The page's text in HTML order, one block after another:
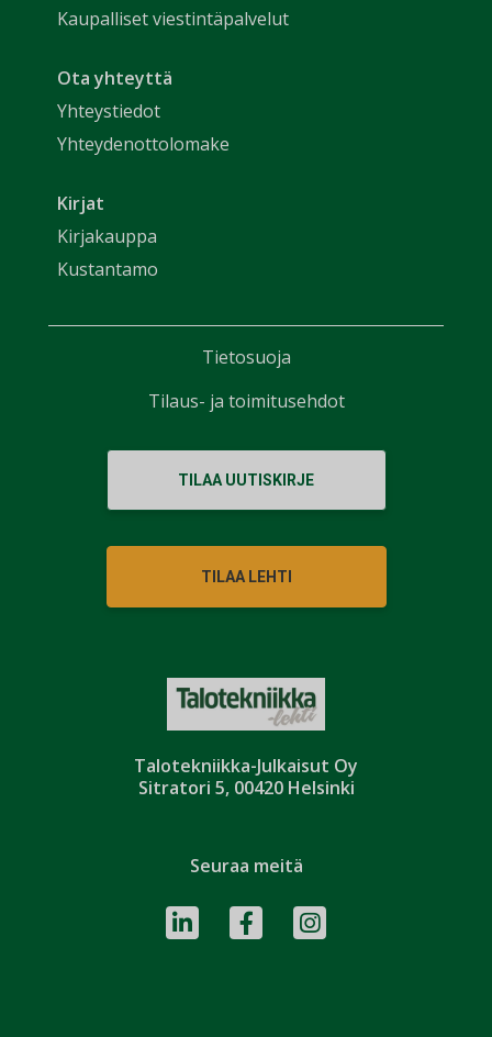
Talotekniikka-Julkaisut Oy
Sitratori 5, 00420 Helsinki
Kaupalliset viestintäpalvelut
Ota yhteyttä
Yhteystiedot
Yhteydenottolomake
Kirjat
Kirjakauppa
Kustantamo
TILAA UUTISKIRJE
TILAA LEHTI
Seuraa meitä
Tietosuoja
Tilaus- ja toimitusehdot